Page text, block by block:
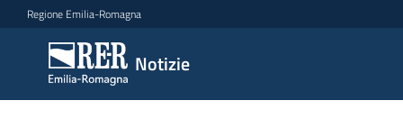
Vai al contenuto
Vai alla navigazione
Vai al footer
Regione Emilia-Romagna
Notizie
Notizie